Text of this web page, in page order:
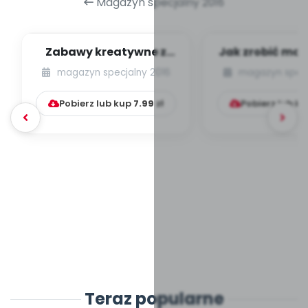
Zabawy kreatywne z
Alpino
magazyn specjalny 2016
Pobierz lub kup 7.99 zł
Jak zrobić
[propozycje
Pobierz lub
Teraz popularne